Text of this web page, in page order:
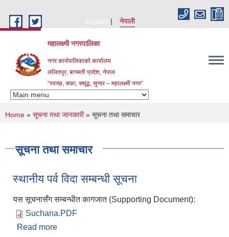
English
नेपाली
महालक्ष्मी नगरपालिका
नगर कार्यपालिकाको कार्यालय
ललितपुर, बागमती प्रदेश, नेपाल
“स्वच्छ, सफा, समृद्ध, सुन्दर – महालक्ष्मी नगर”
You are here
Home » सूचना तथा जानकारी» सूचना तथा समाचार
सूचना तथा समाचार
स्थानीय पर्व विदा सम्बन्धी सूचना
यस सूचनासँग सम्बन्धीत कागजात (Supporting Document):
Suchana.PDF
Read more